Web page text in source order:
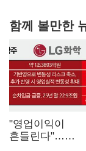
함께 볼만한
"영업이익이
흔들린다"…